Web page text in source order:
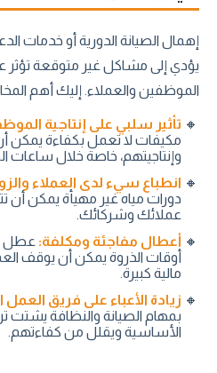
إهمال الصيانة الدورية أو خدمات
يؤدي إلى مشاكل غير متوقعة تؤثر
الموظفين والعملاء. إليك أهم
تأثير سلبي على إنتاجية
مكيفات لا تعمل بكفاءة يمكن
وإنتاجيتهم، خاصة خلال ساعات
انطباع سيء لدى العملاء
دورات مياه غير مهيأة يمكن أن
عملائك وشركائك.
أعطال مفاجئة ومكلفة: عطل
أوقات الذروة يمكن أن يوقف
مالية كبيرة.
زيادة الأعباء على فريق العمل
بمهام الصيانة والنظافة
الأساسية ويقلل من كفاءتهم.